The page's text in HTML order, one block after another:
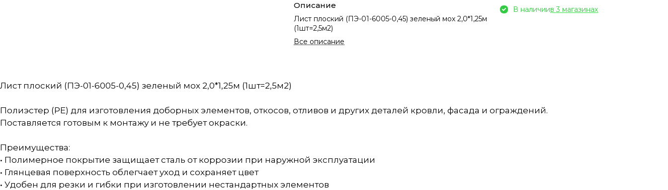
Описание
Лист плоский (ПЭ-01-6005-0,45) зеленый мох 2,0*1,25м
(1шт=2,5м2)
Все описание
В наличиив 3 магазинах
Лист плоский (ПЭ-01-6005-0,45) зеленый мох 2,0*1,25м (1шт=2,5м2)
Полиэстер (PE) для изготовления доборных элементов, откосов, отливов и других деталей кровли, фасада и ограждений.
Поставляется готовым к монтажу и не требует окраски.
Преимущества:
• Полимерное покрытие защищает сталь от коррозии при наружной эксплуатации
• Глянцевая поверхность облегчает уход и сохраняет цвет
• Удобен для резки и гибки при изготовлении нестандартных элементов